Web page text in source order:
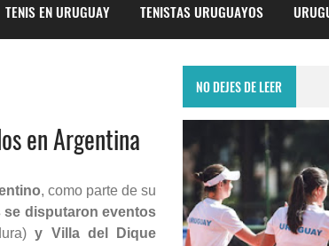
TENIS EN URUGUAY TENISTAS URUGUAYOS
en Argentina
, como parte de su
se disputaron eventos
y Villa del Dique
NO DEJES DE LEER